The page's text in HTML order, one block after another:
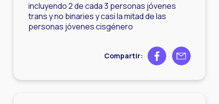
incluyendo 2 de cada 3 personas jóvenes
trans y no binaries y casi la mitad de las
personas jóvenes cisgénero
Compartir: Share on Facebook
Share by